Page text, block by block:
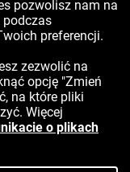
pozwolisz nam na
podczas
preferencji.
zezwolić na
opcję "Zmień
na które pliki
Więcej
o plikach